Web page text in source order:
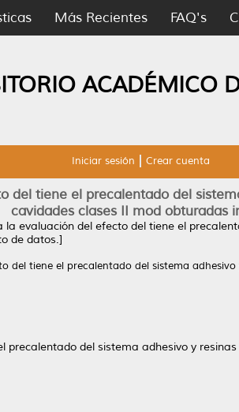
Más Recientes FAQ's
ACADÉMICO
Iniciar sesión Crear cuenta
del tiene el precalentado del
cavidades clases II mod obturadas
la evaluación del efecto del tiene el
de datos.]
del tiene el precalentado del sistema
del sistema adhesivo y